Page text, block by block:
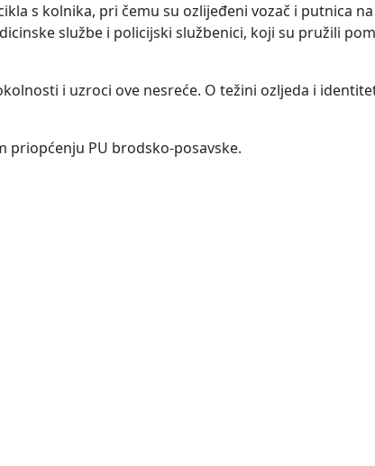
s kolnika, pri čemu su ozlijeđeni vozač i putnica
službe i policijski službenici, koji su pružili
i uzroci ove nesreće. O težini ozljeda i
priopćenju PU brodsko-posavske.